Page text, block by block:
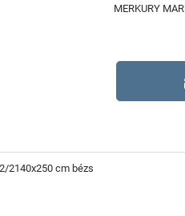
MERKURY
2140x250 cm bézs